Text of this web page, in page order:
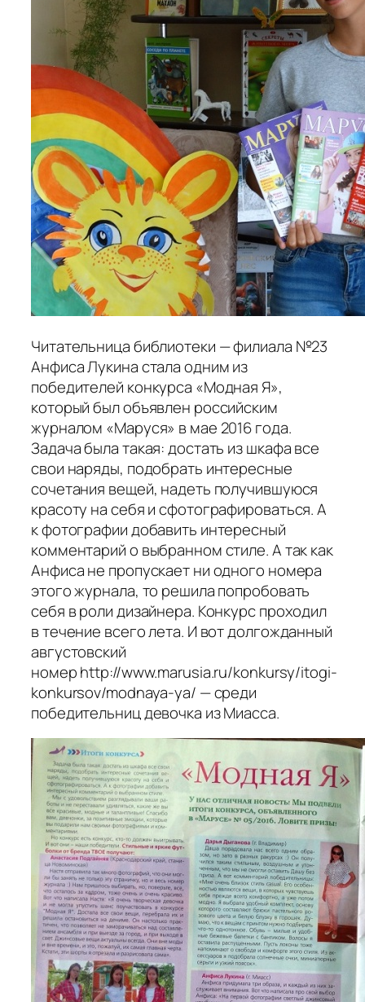
Читательница библиотеки — филиала №23
Анфиса Лукина стала одним из
победителей конкурса «Модная Я»,
который был объявлен российским
журналом «Маруся» в мае 2016 года.
Задача была такая: достать из шкафа все
свои наряды, подобрать интересные
сочетания вещей, надеть получившуюся
красоту на себя и сфотографироваться. А
к фотографии добавить интересный
комментарий о выбранном стиле. А так как
Анфиса не пропускает ни одного номера
этого журнала, то решила попробовать
себя в роли дизайнера. Конкурс проходил
в течение всего лета. И вот долгожданный
августовский
номер http://www.marusia.ru/konkursy/itogi-
konkursov/modnaya-ya/ — среди
победительниц девочка из Миасса.